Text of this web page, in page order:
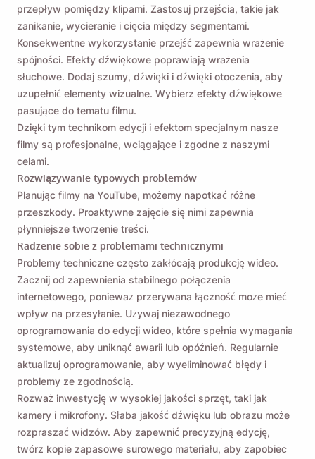
przepływ pomiędzy klipami. Zastosuj przejścia, takie jak
zanikanie, wycieranie i cięcia między segmentami.
Konsekwentne wykorzystanie przejść zapewnia wrażenie
spójności. Efekty dźwiękowe poprawiają wrażenia
słuchowe. Dodaj szumy, dźwięki i dźwięki otoczenia, aby
uzupełnić elementy wizualne. Wybierz efekty dźwiękowe
pasujące do tematu filmu.
Dzięki tym technikom edycji i efektom specjalnym nasze
filmy są profesjonalne, wciągające i zgodne z naszymi
celami.
Rozwiązywanie typowych problemów
Planując filmy na YouTube, możemy napotkać różne
przeszkody. Proaktywne zajęcie się nimi zapewnia
płynniejsze tworzenie treści.
Radzenie sobie z problemami technicznymi
Problemy techniczne często zakłócają produkcję wideo.
Zacznij od zapewnienia stabilnego połączenia
internetowego, ponieważ przerywana łączność może mieć
wpływ na przesyłanie. Używaj niezawodnego
oprogramowania do edycji wideo, które spełnia wymagania
systemowe, aby uniknąć awarii lub opóźnień. Regularnie
aktualizuj oprogramowanie, aby wyeliminować błędy i
problemy ze zgodnością.
Rozważ inwestycję w wysokiej jakości sprzęt, taki jak
kamery i mikrofony. Słaba jakość dźwięku lub obrazu może
rozpraszać widzów. Aby zapewnić precyzyjną edycję,
twórz kopie zapasowe surowego materiału, aby zapobiec